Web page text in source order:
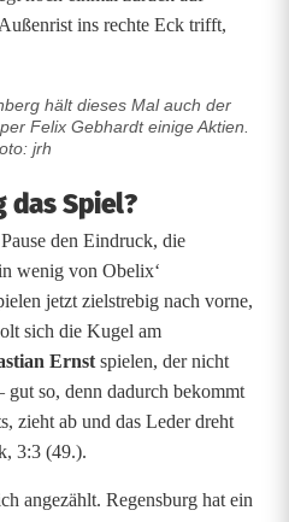
ins rechte Eck trifft,
hält dieses Mal auch der
Felix Gebhardt einige Aktien.
jrh
das Spiel?
den Eindruck, die
wenig von Obelix‘
jetzt zielstrebig nach vorne,
sich die Kugel am
Ernst spielen, der nicht
gut so, denn dadurch bekommt
zieht ab und das Leder dreht
3:3 (49.).
angezählt. Regensburg hat ein